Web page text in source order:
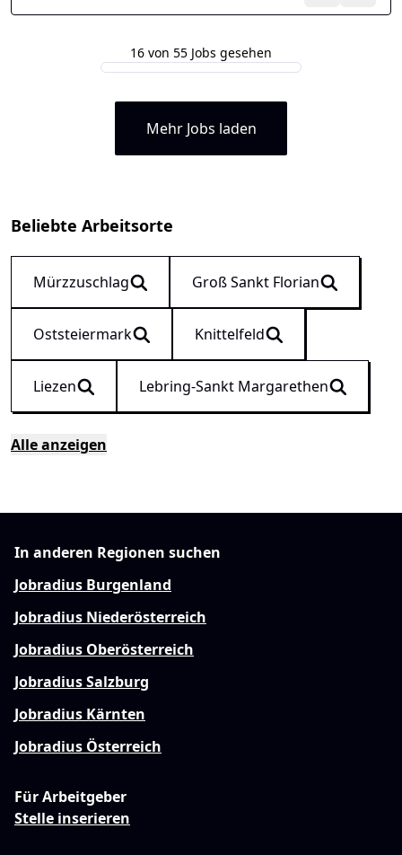
16 von 55 Jobs gesehen
Mehr Jobs laden
Beliebte Arbeitsorte
Mürzzuschlag Groß Sankt Florian
Oststeiermark Knittelfeld
Liezen Lebring-Sankt Margarethen
Alle anzeigen
In anderen Regionen suchen
Jobradius Burgenland
Jobradius Niederösterreich
Jobradius Oberösterreich
Jobradius Salzburg
Jobradius Kärnten
Jobradius Österreich
Für Arbeitgeber
Stelle inserieren